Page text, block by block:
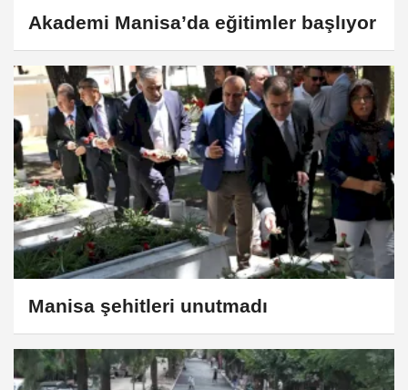
Akademi Manisa’da eğitimler başlıyor
Manisa şehitleri unutmadı